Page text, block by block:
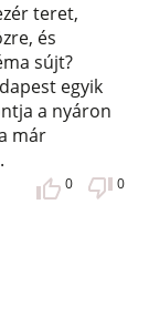
teret,
és
sújt?
egyik
a nyáron
már
0 0